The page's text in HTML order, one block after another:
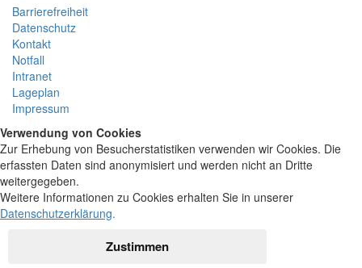
Barrierefreiheit
Datenschutz
Kontakt
Notfall
Intranet
Lageplan
Impressum
Verwendung von Cookies
Zur Erhebung von Besucherstatistiken verwenden wir Cookies. Die
erfassten Daten sind anonymisiert und werden nicht an Dritte
weitergegeben.
Weitere Informationen zu Cookies erhalten Sie in unserer
Datenschutzerklärung.
Zustimmen